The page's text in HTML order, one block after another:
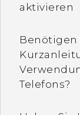
meines
anderen
aktivieren
Benötigen
Telefons?